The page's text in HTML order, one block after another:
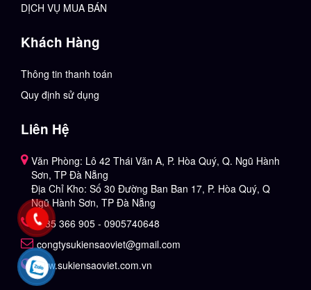
DỊCH VỤ MUA BÁN
Khách Hàng
Thông tin thanh toán
Quy định sử dụng
Liên Hệ
Văn Phòng: Lô 42 Thái Văn A, P. Hòa Quý, Q. Ngũ Hành
Sơn, TP Đà Nẵng
Địa Chỉ Kho: Số 30 Đường Ban Ban 17, P. Hòa Quý, Q
Ngũ Hành Sơn, TP Đà Nẵng
0935 366 905 - 0905740648
congtysukiensaoviet@gmail.com
www.sukiensaoviet.com.vn